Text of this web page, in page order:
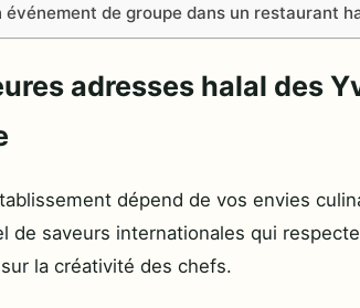
événement de groupe dans un restaurant
adresses halal des
dépend de vos envies
de saveurs internationales qui
la créativité des chefs.